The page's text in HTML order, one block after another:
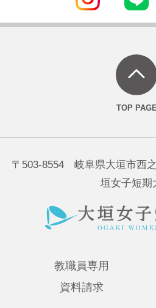
〒503-8554 岐阜県大垣市西
垣女子短期
教職員専用
資料請求